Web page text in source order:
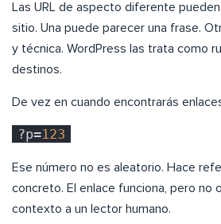
Las URL de aspecto diferente
sitio. Una puede parecer una frase.
y técnica. WordPress las trata como
destinos.
De vez en cuando encontrarás
?p=123
Ese número no es aleatorio. Hace
concreto. El enlace funciona, pero no
contexto a un lector humano.